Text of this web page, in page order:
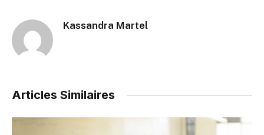
Kassandra Martel
Articles Similaires